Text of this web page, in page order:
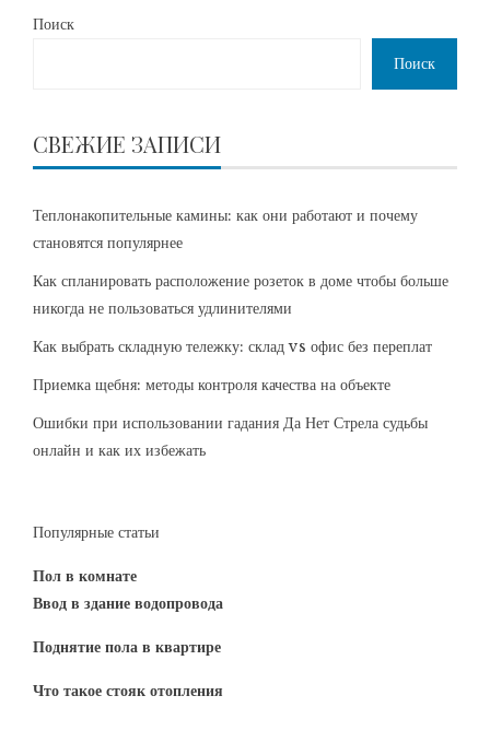
Поиск
Поиск
СВЕЖИЕ ЗАПИСИ
Теплонакопительные камины: как они работают и почему
становятся популярнее
Как спланировать расположение розеток в доме чтобы больше
никогда не пользоваться удлинителями
Как выбрать складную тележку: склад vs офис без переплат
Приемка щебня: методы контроля качества на объекте
Ошибки при использовании гадания Да Нет Стрела судьбы
онлайн и как их избежать
Популярные статьи
Пол в комнате
Ввод в здание водопровода
Поднятие пола в квартире
Что такое стояк отопления